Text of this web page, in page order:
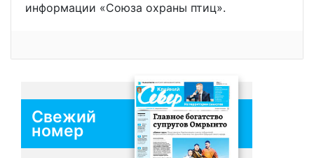
информации «Союза охраны птиц».
Свежий
номер